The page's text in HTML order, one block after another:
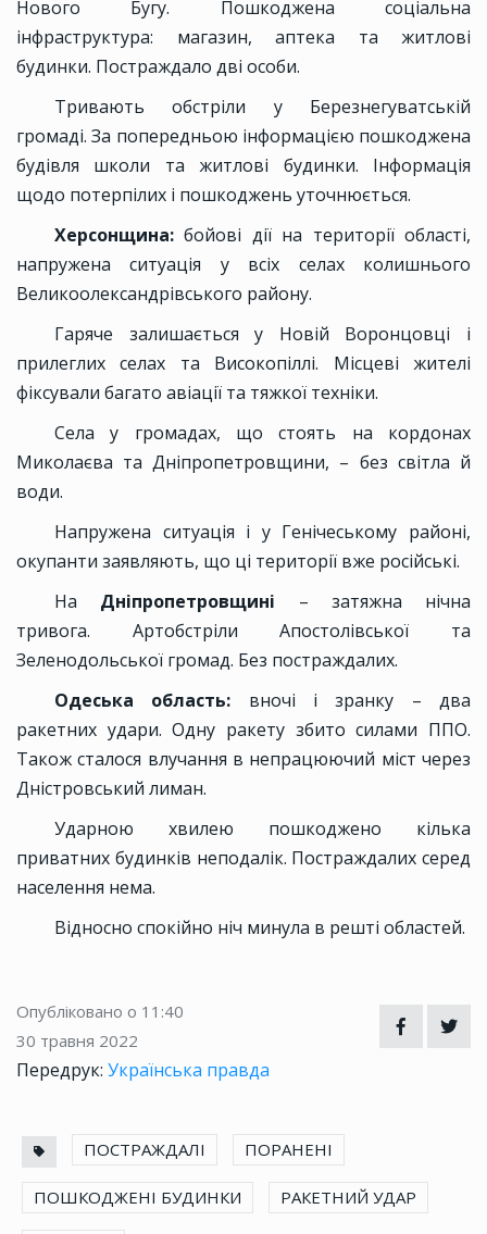
Нового Бугу. Пошкоджена соціальна
інфраструктура: магазин, аптека та житлові
будинки. Постраждало дві особи.
Тривають обстріли у Березнегуватській
громаді. За попередньою інформацією пошкоджена
будівля школи та житлові будинки. Інформація
щодо потерпілих і пошкоджень уточнюється.
Херсонщина:бойові дії на території області,
напружена ситуація у всіх селах колишнього
Великоолександрівського району.
Гаряче залишається у Новій Воронцовці і
прилеглих селах та Високопіллі. Місцеві жителі
фіксували багато авіації та тяжкої техніки.
Села у громадах, що стоять на кордонах
Миколаєва та Дніпропетровщини, – без світла й
води.
Напружена ситуація і у Генічеському районі,
окупанти заявляють, що ці території вже російські.
На Дніпропетровщині – затяжна нічна
тривога. Артобстріли Апостолівської та
Зеленодольської громад. Без постраждалих.
Одеська область: вночі і зранку – два
ракетних удари. Одну ракету збито силами ППО.
Також сталося влучання в непрацюючий міст через
Дністровський лиман.
Ударною хвилею пошкоджено кілька
приватних будинків неподалік. Постраждалих серед
населення нема.
Відносно спокійно ніч минула в решті областей.
Опубліковано о 11:40
30 травня 2022
Передрук: Українська правда
ПОСТРАЖДАЛІ ПОРАНЕНІ
ПОШКОДЖЕНІ БУДИНКИ РАКЕТНИЙ УДАР